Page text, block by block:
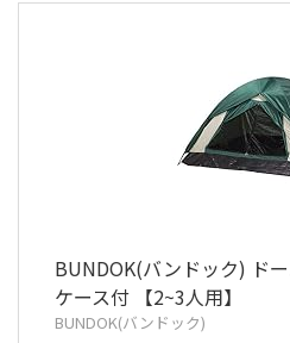
BUNDOK(バンドック) ド
ケース付 【2~3人用】
BUNDOK(バンドック)